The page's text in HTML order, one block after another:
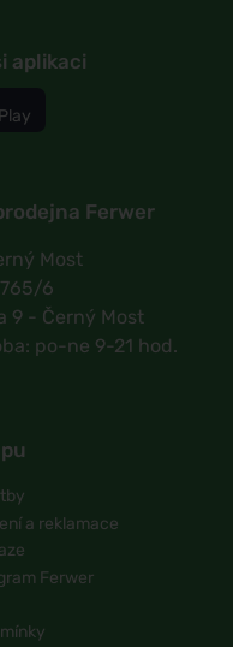
aplikaci
Ferwer
Most
6
9 - Černý Most
po-ne 9-21 hod.
a reklamace
Ferwer